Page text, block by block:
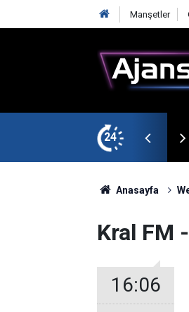
Manşetler
24
Anasayfa
Kral FM
16:06